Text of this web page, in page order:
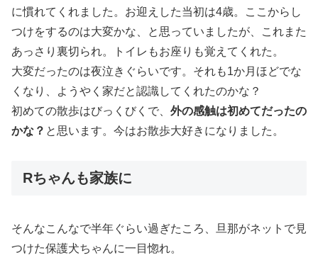
に慣れてくれました。お迎えした当初は4歳。ここからし
つけをするのは大変かな、と思っていましたが、これまた
あっさり裏切られ。トイレもお座りも覚えてくれた。
大変だったのは夜泣きぐらいです。それも1か月ほどでな
くなり、ようやく家だと認識してくれたのかな？
初めての散歩はびっくびくで、 外の感触は初めてだったの
かな？ と思います。今はお散歩大好きになりました。
Rちゃんも家族に
そんなこんなで半年ぐらい過ぎたころ、旦那がネットで見
つけた保護犬ちゃんに一目惚れ。